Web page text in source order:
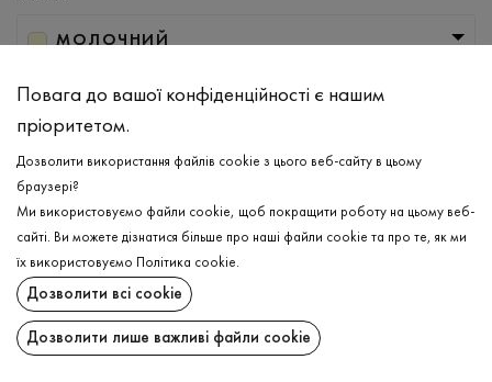
МОЛОЧНИЙ
РОЗМІР
XS
ДОДАТИ ДО КОШИКА
ОБЕРІТЬ РОЗМІР
Футболка в'язана
ДОДАТИ ДО КОШИКА
ОПИС
Повага до вашої конфіденційності є нашим
пріоритетом.
Дозволити використання файлів cookie з цього веб-сайту в цьому
браузері?
Ми використовуємо файли cookie, щоб покращити роботу на цьому веб-
сайті. Ви можете дізнатися більше про наші файли cookie та про те, як ми
їх використовуємо
Політика cookie.
Дозволити всі cookie
Дозволити лише важливі файли cookie